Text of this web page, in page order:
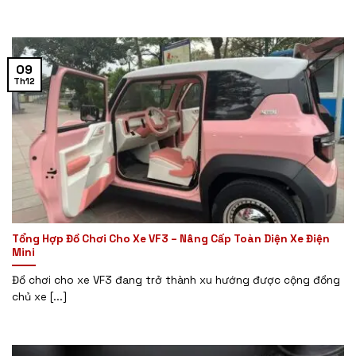
Tổng Hợp Đồ Chơi Cho Xe VF3 – Nâng Cấp Toàn Diện Xe Điện
Mini
Đồ chơi cho xe VF3 đang trở thành xu hướng được cộng đồng
chủ xe [...]
09
Th12